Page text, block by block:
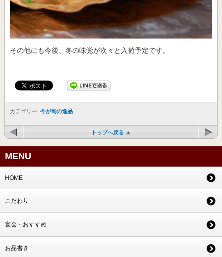
その他にも今後、冬の味覚が次々と入荷予定です。
カテゴリー: 今が旬の逸品
トップへ戻る
MENU
HOME
こだわり
宴会・おすすめ
お品書き